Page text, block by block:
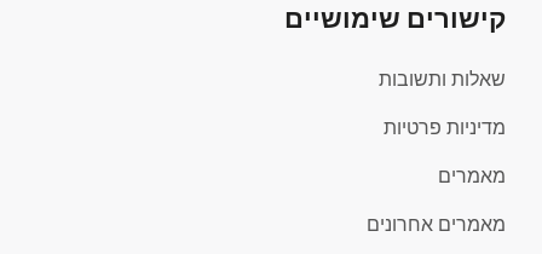
קישורים שימושיים
שאלות ותשובות
מדיניות פרטיות
מאמרים
מאמרים אחרונים